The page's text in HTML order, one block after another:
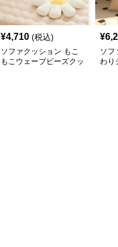
¥4,710 (税込)
ソファクッション もこ
もこウェーブビーズクッ
¥
ソフ
わり